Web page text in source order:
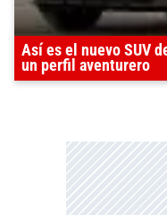
Así es el nuevo SUV
un perfil aventurero